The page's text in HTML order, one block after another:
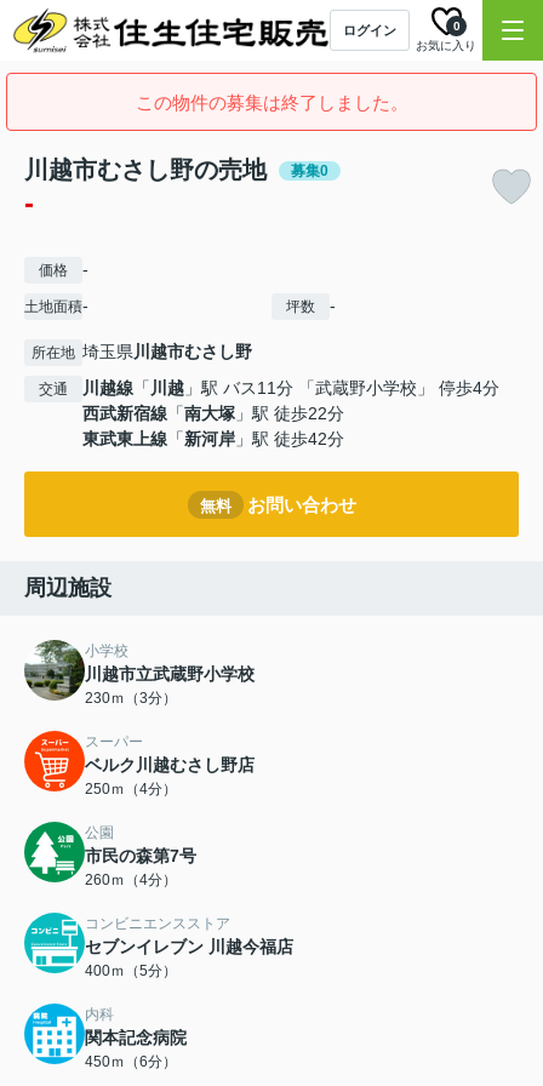
ログイン
お気に入り
0
この物件の募集は終了しました。
川越市むさし野の売地 募集0
-
価格 -
土地面積- 坪数 -
所在地 埼玉県川越市むさし野
交通 川越線 「 川越 」駅 バス11分 「武蔵野小学校」 停歩4分
西武新宿線 「南大塚 」駅 徒歩22分
東武東上線 「新河岸 」駅 徒歩42分
無料 お問い合わせ
周辺施設
小学校
川越市立武蔵野小学校
230ｍ（3分）
スーパー
ベルク川越むさし野店
250ｍ（4分）
公園
市民の森第7号
260ｍ（4分）
コンビニエンスストア
セブンイレブン 川越今福店
400ｍ（5分）
内科
関本記念病院
450ｍ（6分）